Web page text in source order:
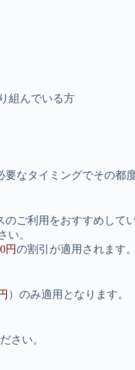
組んでいる方
なタイミングでその都
ご利用をおすすめしてい
い。
円の割引が適用されます。
）のみ適用となります。
さい。